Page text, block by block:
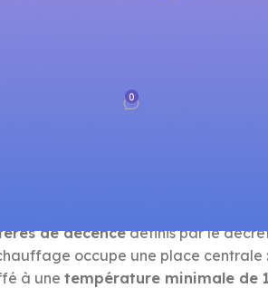
0
de décencedéfinis par le
occupe une place
à une température minimale de